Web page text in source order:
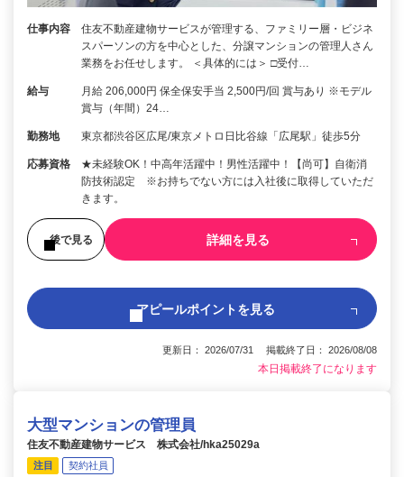
仕事内容
住友不動産建物サービスが管理する、ファミリー層・ビジネ
スパーソンの方を中心とした、分譲マンションの管理人さん
業務をお任せします。 ＜具体的には＞ □受付…
給与
月給 206,000円 保全保安手当 2,500円/回 賞与あり ※モデル
賞与（年間）24…
勤務地 東京都渋谷区広尾/東京メトロ日比谷線「広尾駅」徒歩5分
応募資格
★未経験OK！中高年活躍中！男性活躍中！【尚可】自衛消
防技術認定 ※お持ちでない方には入社後に取得していただ
きます。
後で見る 詳細を見る
アピールポイントを見る
更新日： 2026/07/31 掲載終了日： 2026/08/08
本日掲載終了になります
大型マンションの管理員
住友不動産建物サービス 株式会社/hka25029a
注目 契約社員